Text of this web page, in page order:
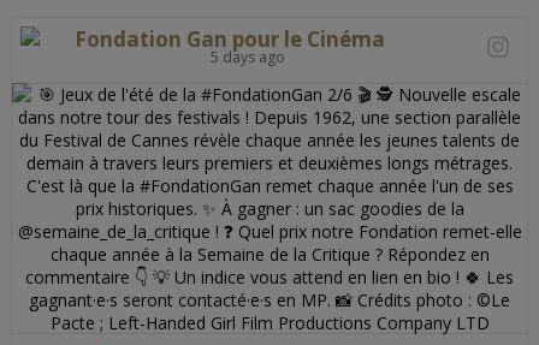
Fondation Gan pour le Cinéma
5 days ago